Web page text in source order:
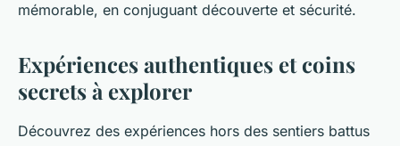
mémorable, en conjuguant découverte et sécurité.
Expériences authentiques et coins
secrets à explorer
Découvrez des expériences hors des sentiers battus